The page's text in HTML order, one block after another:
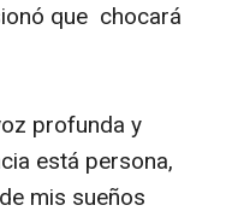
que  chocará
profunda y
está persona,
mis sueños